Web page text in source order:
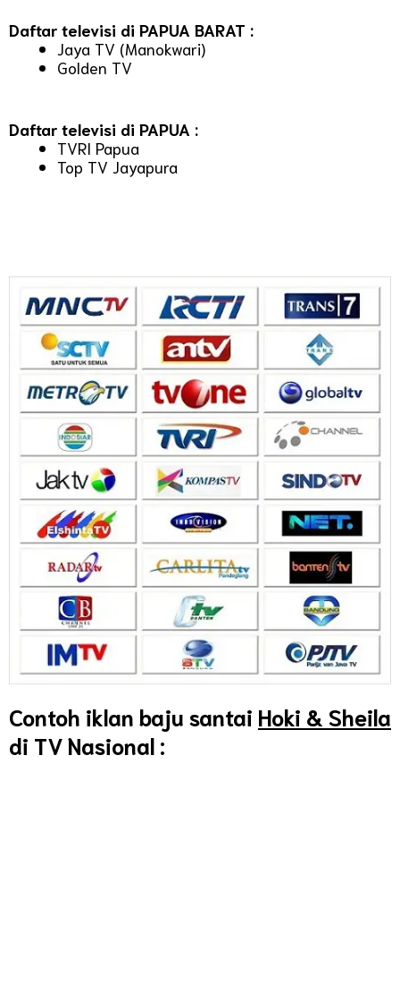
Daftar televisi di PAPUA BARAT :
Jaya TV (Manokwari)
Golden TV
Daftar televisi di PAPUA :
TVRI Papua
Top TV Jayapura
Contoh iklan baju santai Hoki & Sheila
di TV Nasional :